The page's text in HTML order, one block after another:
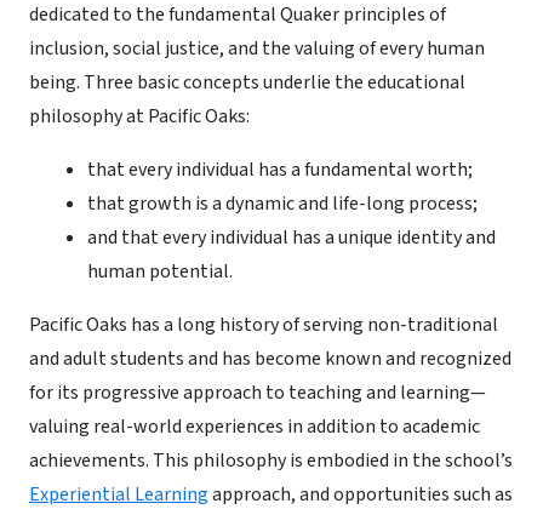
dedicated to the fundamental Quaker principles of
inclusion, social justice, and the valuing of every human
being. Three basic concepts underlie the educational
philosophy at Pacific Oaks:
that every individual has a fundamental worth;
that growth is a dynamic and life-long process;
and that every individual has a unique identity and
human potential.
Pacific Oaks has a long history of serving non-traditional
and adult students and has become known and recognized
for its progressive approach to teaching and learning—
valuing real-world experiences in addition to academic
achievements. This philosophy is embodied in the school’s
Experiential Learningapproach, and opportunities such as